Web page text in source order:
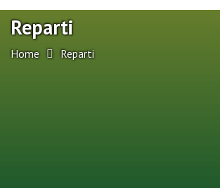
o
Reparti
Home Reparti